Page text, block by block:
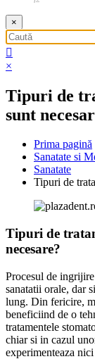
×
×
Tipuri de
sunt
Prima pagină
Sanatate si
Sanatate
Tipuri de
Tipuri de
necesare?
Procesul de
sanatatii orale, dar
lung. Din fericire,
beneficiind de o
tratamentele
chiar si in cazul
experimenteaza